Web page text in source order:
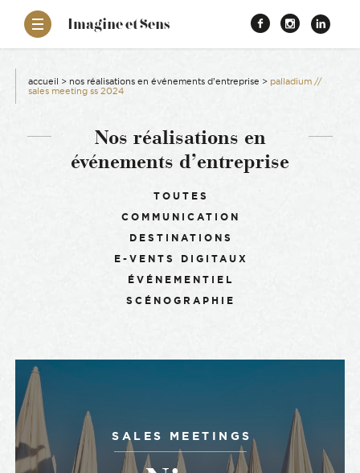
Imagine et Sens–
Événementiel
Communicants
accueil > nos réalisations en événements d’entreprise > palladium //
sales meeting ss 2024
Nos réalisations en
événements d’entreprise
TOUTES
COMMUNICATION
DESTINATIONS
E-VENTS DIGITAUX
ÉVÉNEMENTIEL
SCÉNOGRAPHIE
SALES MEETINGS